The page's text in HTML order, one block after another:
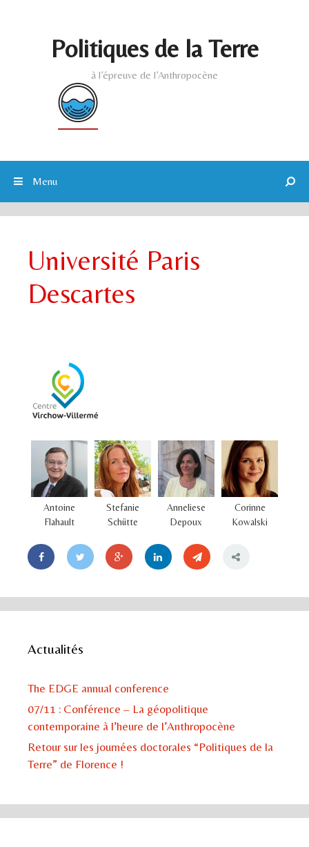
Politiques de la Terre
à l’épreuve de l’Anthropocène
Menu
Université Paris
Descartes
Antoine
Flahault
Stefanie
Schütte
Anneliese
Depoux
Corinne
Kowalski
Actualités
The EDGE annual conference
07/11 : Conférence – La géopolitique
contemporaine à l’heure de l’Anthropocène
Retour sur les journées doctorales “Politiques de la
Terre” de Florence !